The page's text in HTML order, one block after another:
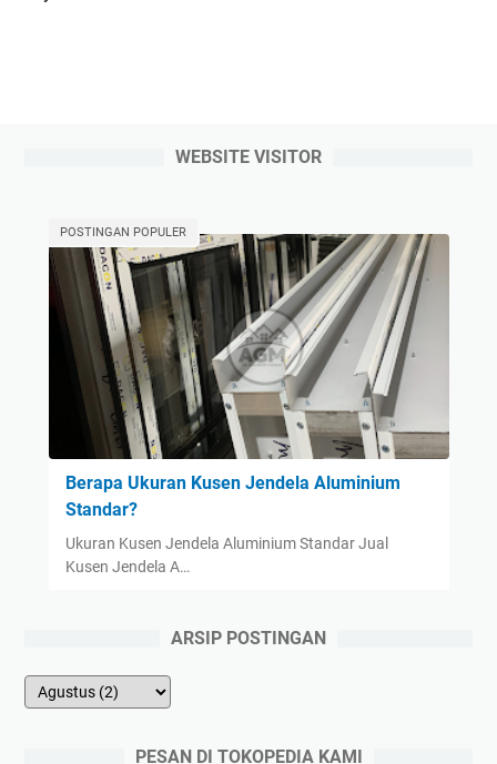
WEBSITE VISITOR
POSTINGAN POPULER
Berapa Ukuran Kusen Jendela Aluminium
Standar?
Ukuran Kusen Jendela Aluminium Standar Jual
Kusen Jendela A…
ARSIP POSTINGAN
PESAN DI TOKOPEDIA KAMI